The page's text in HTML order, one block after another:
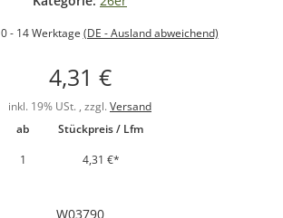
- 14 Werktage (DE - Ausland abweichend)
4,31 €
inkl. 19% USt. , zzgl. Versand
ab
Stückpreis / Lfm
1
4,31 €*
W03790